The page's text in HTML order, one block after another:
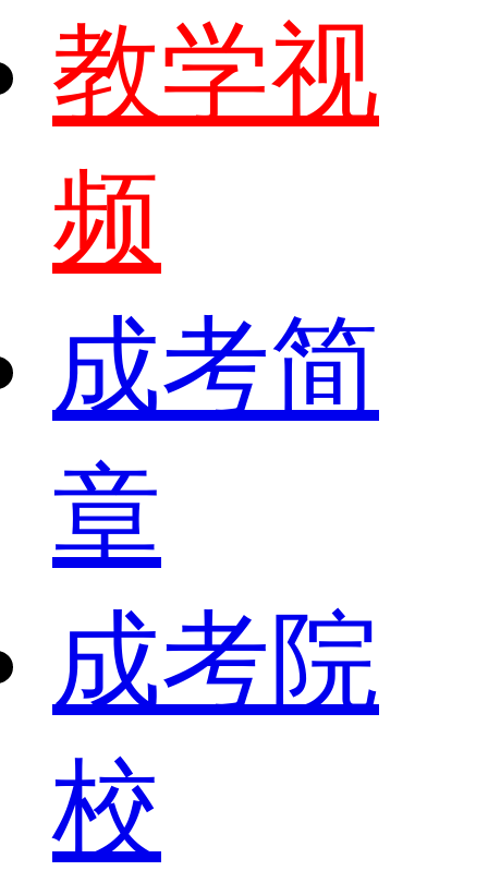
教学视
频
成考简
章
成考院
校